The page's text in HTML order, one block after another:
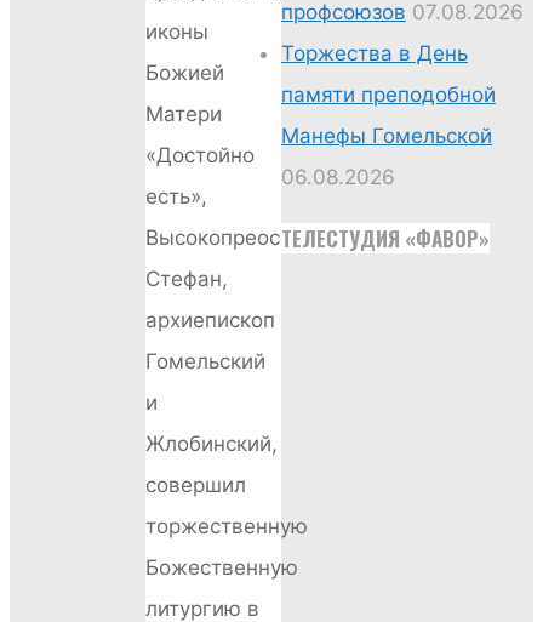
иконы
Божией
Матери
«Достойно
есть»,
Высокопреосвященнейший
Стефан,
архиепископ
Гомельский
и
Жлобинский,
совершил
торжественную
Божественную
литургию в
профсоюзов 07.08.2026
Торжества в День
памяти преподобной
Манефы Гомельской
06.08.2026
ТЕЛЕСТУДИЯ «ФАВОР»